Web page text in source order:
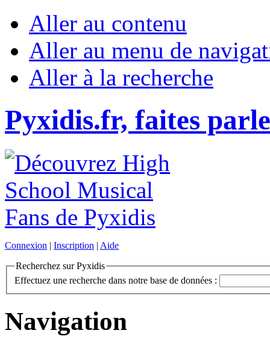
Aller au contenu
Aller au menu de
Aller à la recherche
Pyxidis.fr, faites
Connexion | Inscription | Aide
Recherchez sur Pyxidis
Effectuez une recherche dans notre base de données :
Navigation